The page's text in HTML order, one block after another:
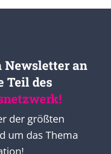
Newsletter an
Teil des
der größten
um das Thema